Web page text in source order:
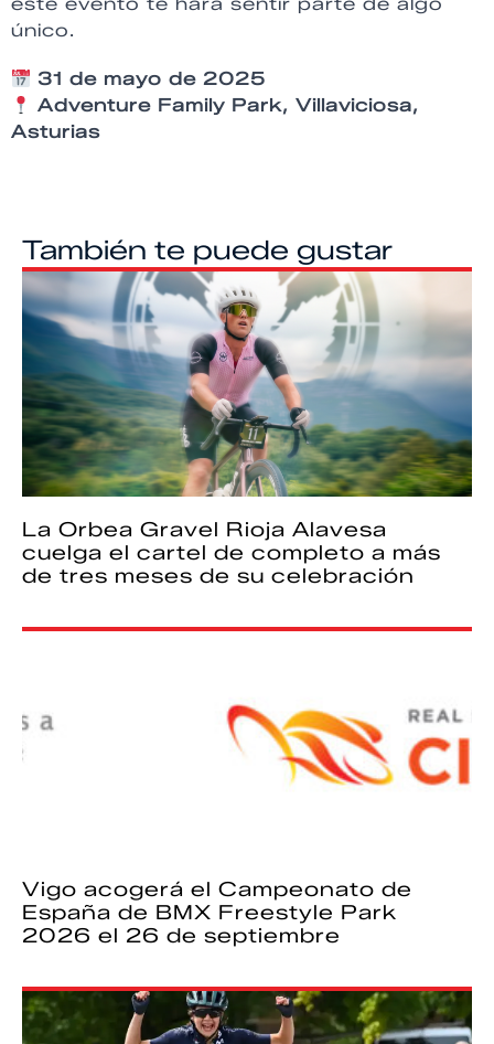
único.
31 de mayo de 2025
Adventure Family Park, Villaviciosa,
Asturias
También te puede gustar
La Orbea Gravel Rioja Alavesa
cuelga el cartel de completo a más
de tres meses de su celebración
Vigo acogerá el Campeonato de
España de BMX Freestyle Park
2026 el 26 de septiembre